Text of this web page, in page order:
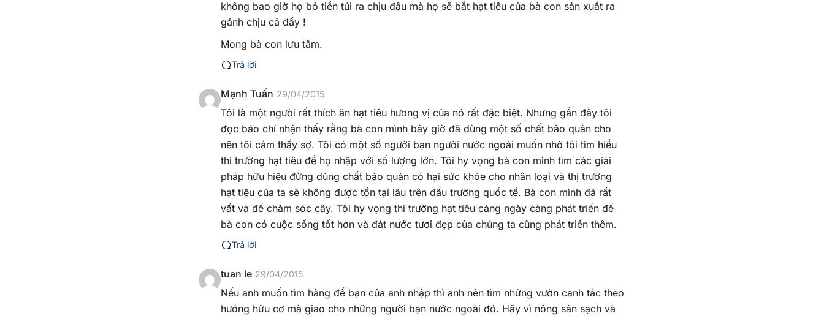
không bao giờ họ bỏ tiền túi ra chịu đâu mà họ sẽ bắt hạt tiêu của bà con sản xuất ra
gánh chịu cả đấy !
Mong bà con lưu tâm.
Trả lời
Mạnh Tuấn 29/04/2015
Tôi là một người rất thích ăn hạt tiêu hương vị của nó rất đặc biệt. Nhưng gần đây tôi
đọc báo chí nhận thấy rằng bà con mình bây giờ đã dùng một số chất bảo quản cho
nên tôi cảm thấy sợ. Tôi có một số người bạn người nước ngoài muốn nhờ tôi tìm hiểu
thi trường hạt tiêu để họ nhập với số lượng lớn. Tôi hy vọng bà con mình tìm các giải
pháp hữu hiệu đừng dùng chất bảo quản có hại sức khỏe cho nhân loại và thị trường
hạt tiêu của ta sẽ không được tồn tại lâu trên đấu trường quốc tế. Bà con mình đã rất
vất vả để chăm sóc cây. Tôi hy vọng thi trường hạt tiêu càng ngày càng phát triển để
bà con có cuộc sống tốt hơn và đát nước tươi đẹp của chúng ta cũng phát triển thêm.
Trả lời
tuan le 29/04/2015
Nếu anh muốn tìm hàng để bạn của anh nhập thì anh nên tìm những vườn canh tác theo
hướng hữu cơ mà giao cho những người bạn nước ngoài đó. Hãy vì nông sản sạch và